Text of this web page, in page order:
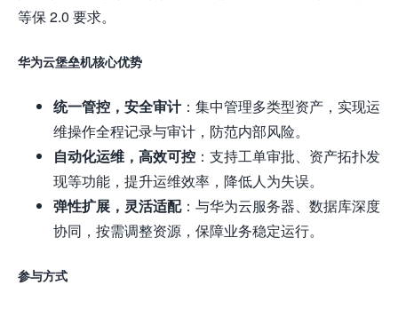
等保 2.0 要求。
华为云堡垒机核心优势
统一管控，安全审计：集中管理多类型资产，实现运
维操作全程记录与审计，防范内部风险。
自动化运维，高效可控 ：支持工单审批、资产拓扑发
现等功能，提升运维效率，降低人为失误。
弹性扩展，灵活适配：与华为云服务器、数据库深度
协同，按需调整资源，保障业务稳定运行。
参与方式